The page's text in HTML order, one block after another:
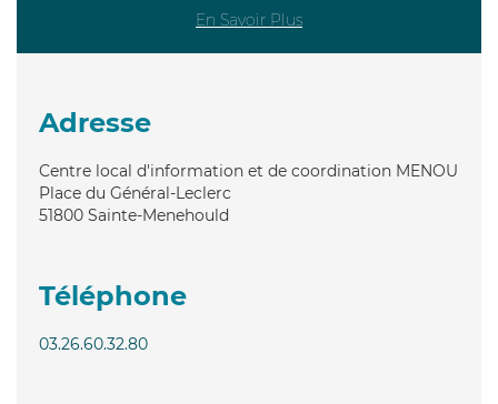
En Savoir Plus
Adresse
Centre local d'information et de coordination MENOU
Place du Général-Leclerc
51800 Sainte-Menehould
Téléphone
03.26.60.32.80